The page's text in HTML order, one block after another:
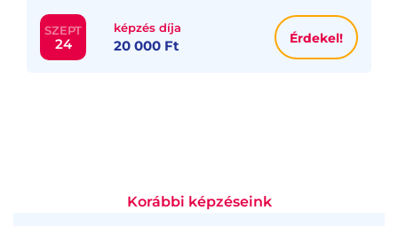
SZEPT
24
képzés díja
20 000 Ft Érdekel!
Korábbi képzéseink